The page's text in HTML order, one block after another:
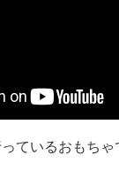
ているおもち